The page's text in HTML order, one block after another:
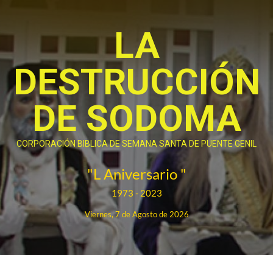
contenido
LA
DESTRUCCIÓN
DE SODOMA
CORPORACIÓN BIBLICA DE SEMANA SANTA DE PUENTE GENIL
"L Aniversario "
1973 - 2023
Viernes, 7 de Agosto de 2026